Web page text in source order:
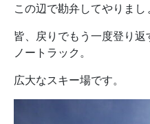
この辺で勘弁してやりまし
皆、戻りでもう一度登り
ノートラック。
広大なスキー場です。